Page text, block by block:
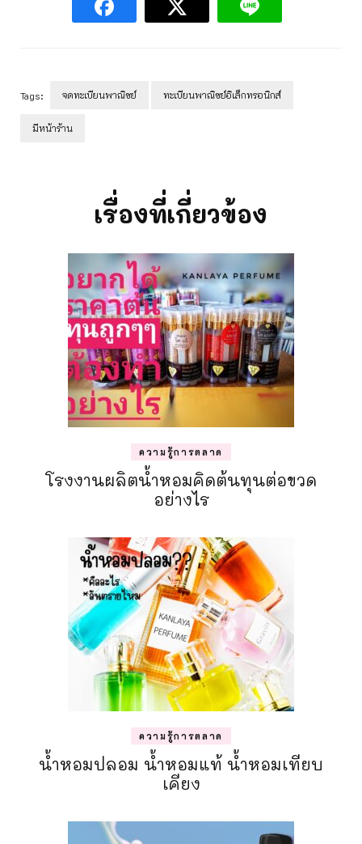
Tags: จดทะเบียนพาณิชย์ ทะเบียนพาณิชย์อิเล็กทรอนิกส์
มีหน้าร้าน
เรื่องที่เกี่ยวข้อง
ความรู้การตลาด
โรงงานผลิตน้ำหอมคิดต้นทุนต่อขวด
อย่างไร
ความรู้การตลาด
น้ำหอมปลอม น้ำหอมแท้ น้ำหอมเทียบ
เคียง